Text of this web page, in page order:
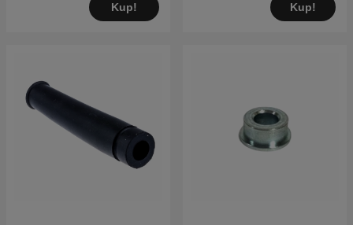
Kup! Kup!